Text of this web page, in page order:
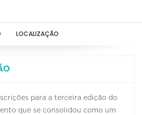
LOCALIZAÇÃO
para a terceira edição do
que se consolidou como um